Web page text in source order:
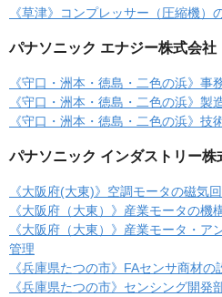
《草津》コンプレッサー（圧縮機）
パナソニック エナジー株式会社
《守口・洲本・徳島・二色の浜》事
《守口・洲本・徳島・二色の浜》製
《守口・洲本・徳島・二色の浜》技
パナソニック インダストリー株
《大阪府(大東)》空調モータの磁気
《大阪府（大東）》産業モータの機
《大阪府（大東）》産業モータ・
管理
《兵庫県たつの市》FAセンサ商材の
《兵庫県たつの市》センシング開発